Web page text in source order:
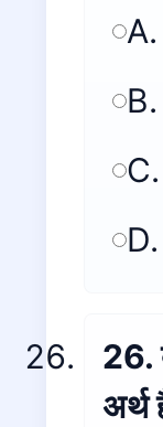
A.
26.